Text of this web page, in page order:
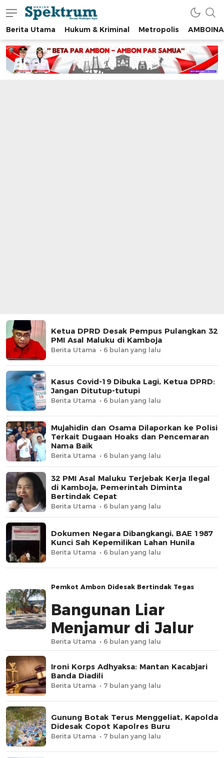
spektrumonline.com
Berita Utama Hukum & Kriminal Metropolis AMBOINA
Ketua DPRD Desak Pempus Pulangkan 32
PMI Asal Maluku di Kamboja
Berita Utama 6 bulan yang lalu
Kasus Covid-19 Dibuka Lagi, Ketua DPRD:
Jangan Ditutup-tutupi
Berita Utama 6 bulan yang lalu
Mujahidin dan Osama Dilaporkan ke Polisi
Terkait Dugaan Hoaks dan Pencemaran
Nama Baik
Berita Utama 6 bulan yang lalu
32 PMI Asal Maluku Terjebak Kerja Ilegal
di Kamboja, Pemerintah Diminta
Bertindak Cepat
Berita Utama 6 bulan yang lalu
Dokumen Negara Dibangkangi, BAE 1987
Kunci Sah Kepemilikan Lahan Hunila
Berita Utama 6 bulan yang lalu
Pemkot Ambon Didesak Bertindak Tegas
Bangunan Liar
Menjamur di Jalur
Protokol Bandara
Berita Utama 6 bulan yang lalu
Ironi Korps Adhyaksa: Mantan Kacabjari
Banda Diadili
Berita Utama 7 bulan yang lalu
Gunung Botak Terus Menggeliat, Kapolda
Didesak Copot Kapolres Buru
Berita Utama 7 bulan yang lalu